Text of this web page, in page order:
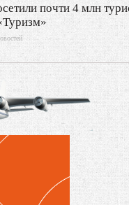
почти 4 млн